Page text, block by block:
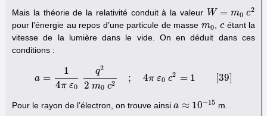
Mais la théorie de la relativité conduit à la valeur W = m0 c2
W= m0 c2
pour l’énergie au repos d’une particule de masse m0
m0 c
cétant la
vitesse de la lumière dans le vide. On en déduit dans ces
conditions :
a =
1
4π ε0
q2
2 m0 c2 ; 4π ε0 c2 = 1 [39]
a=1 4π ε0 q22 0 ;4π ε0 c2 =1 39
Pour le rayon de l’électron, on trouve ainsi a ≈ 10−15
a≈10 −15
m.